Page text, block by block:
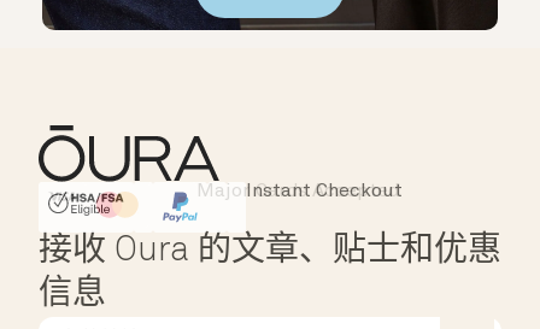
HSA/FSA Eligible
Affirm
Instant Checkout
接收 Oura 的文章、贴士和优惠
信息